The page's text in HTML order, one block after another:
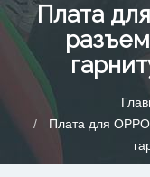
Плата
Плата для